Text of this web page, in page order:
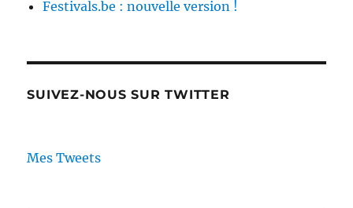
Festivals.be : nouvelle version !
SUIVEZ-NOUS SUR TWITTER
Mes Tweets